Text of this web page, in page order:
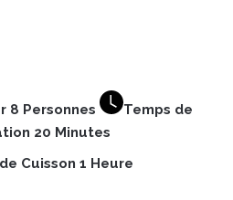
8 Personnes
Temps de
20 Minutes
Cuisson 1 Heure